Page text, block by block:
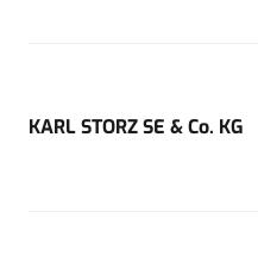
KARL STORZ SE & Co. KG